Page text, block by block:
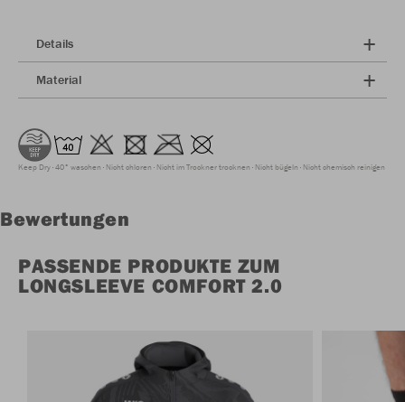
Details
Material
Keep Dry 40° waschen Nicht chloren Nicht im Trockner trocknen Nicht bügeln Nicht chemisch reinigen
Bewertungen
PASSENDE PRODUKTE ZUM
LONGSLEEVE COMFORT 2.0